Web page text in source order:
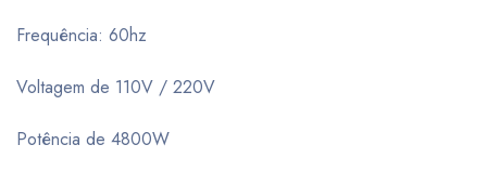
Frequência: 60hz
Voltagem de 110V / 220V
Potência de 4800W